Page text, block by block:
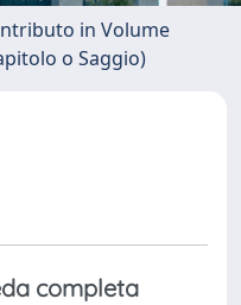
in Volume
o Saggio)
completa